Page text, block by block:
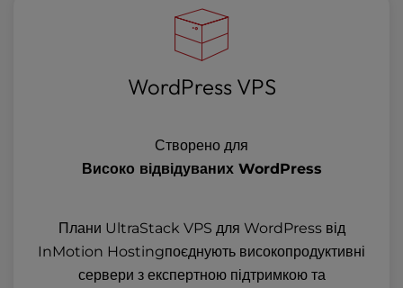
WordPress VPS
Створено для
Високо відвідуваних WordPress
Плани UltraStack VPS для WordPress від
InMotion Hostingпоєднують високопродуктивні
сервери з експертною підтримкою та